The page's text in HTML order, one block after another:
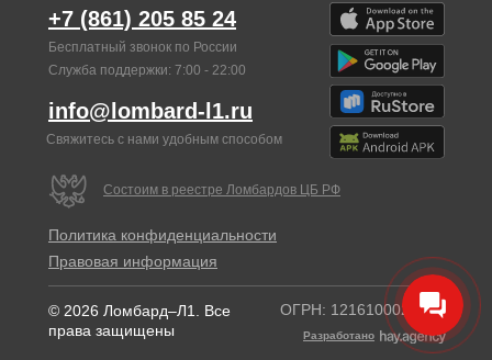
+7 (861) 205 85 24
info@lombard-l1.ru
Бесплатный звонок по России
Свяжитесь с нами удобным способом
Служба поддержки: 7:00 - 22:00
Состоим в реестре Ломбардов ЦБ РФ
Разработано
Правовая информация
© 2026 Ломбард–Л1. Все
права защищены
ОГРН: 1216100025987
Политика конфиденциальности